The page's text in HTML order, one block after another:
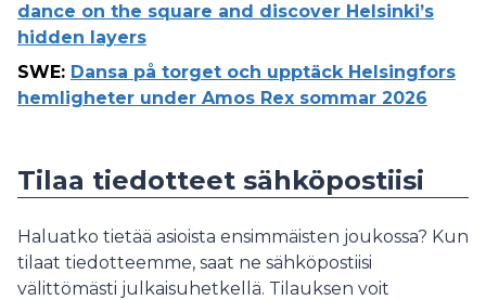
dance on the square and discover Helsinki’s
hidden layers
SWE: Dansa på torget och upptäck Helsingfors
hemligheter under Amos Rex sommar 2026
Tilaa tiedotteet sähköpostiisi
Haluatko tietää asioista ensimmäisten joukossa? Kun
tilaat tiedotteemme, saat ne sähköpostiisi
välittömästi julkaisuhetkellä. Tilauksen voit